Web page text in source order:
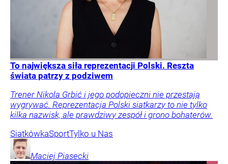
To największa siła reprezentacji Polski. Reszta
świata patrzy z podziwem
Trener Nikola Grbić i jego podopieczni nie przestają
wygrywać. Reprezentacja Polski siatkarzy to nie tylko
kilka nazwisk, ale prawdziwy zespół i grono bohaterów.
SiatkówkaSportTylko u Nas
Maciej Piasecki